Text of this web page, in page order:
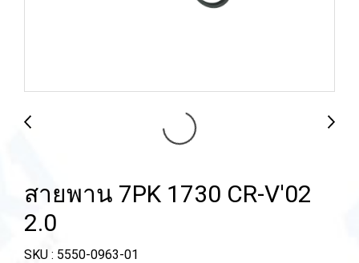
สายพาน 7PK 1730 CR-V'02
2.0
SKU : 5550-0963-01